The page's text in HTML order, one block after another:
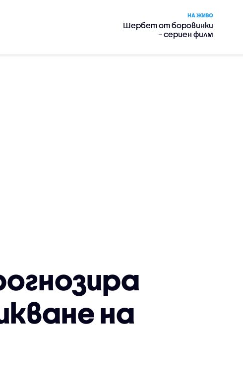
НА ЖИВО
Шербет от боровинки
– сериен филм
на